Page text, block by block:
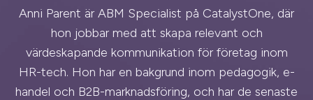
Anni Parent är ABM Specialist på CatalystOne, där
hon jobbar med att skapa relevant och
värdeskapande kommunikation för företag inom
HR-tech. Hon har en bakgrund inom pedagogik, e-
handel och B2B-marknadsföring, och har de senaste